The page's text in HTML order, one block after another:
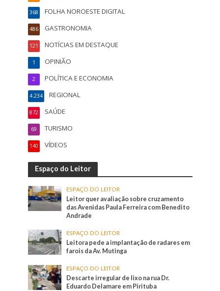
FOLHA NOROESTE DIGITAL
368
GASTRONOMIA
486
NOTÍCIAS EM DESTAQUE
121
OPINIÃO
1
POLÍTICA E ECONOMIA
2
REGIONAL
4.234
SAÚDE
872
TURISMO
69
VÍDEOS
140
Espaço do Leitor
ESPAÇO DO LEITOR
Leitor quer avaliação sobre cruzamento
das Avenidas Paula Ferreira com Benedito
Andrade
ESPAÇO DO LEITOR
Leitora pede a implantação de radares em
farois da Av. Mutinga
ESPAÇO DO LEITOR
Descarte irregular de lixo na rua Dr.
Eduardo Delamare em Pirituba